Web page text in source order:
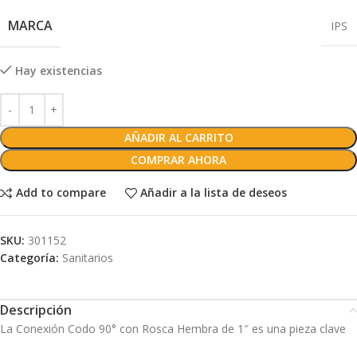
MARCA IPS
Hay existencias
AÑADIR AL CARRITO
COMPRAR AHORA
Add to compare Añadir a la lista de deseos
SKU: 301152
Categoría: Sanitarios
Descripción
La Conexión Codo 90° con Rosca Hembra de 1″ es una pieza clave